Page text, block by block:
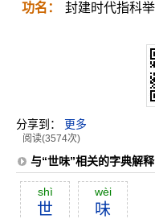
功名： 封建时代指科
分享到： 更多
阅读(3574次)
与“世味”相关的字典解释
shì
世
wèi
味